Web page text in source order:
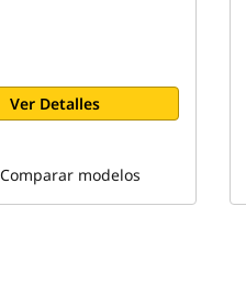
Ver Detalles
Comparar modelos